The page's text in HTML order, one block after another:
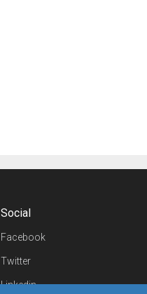
Social
Facebook
Twitter
Linkedin